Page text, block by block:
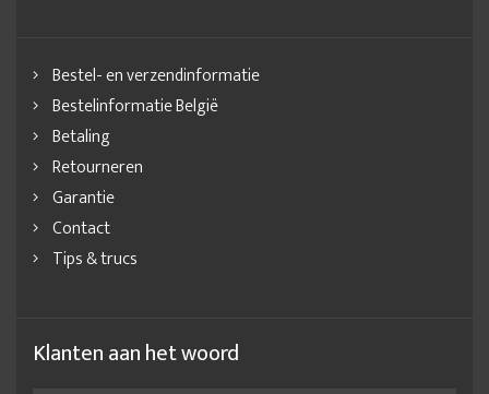
Bestel- en verzendinformatie
Bestelinformatie België
Betaling
Retourneren
Garantie
Contact
Tips & trucs
Klanten aan het woord